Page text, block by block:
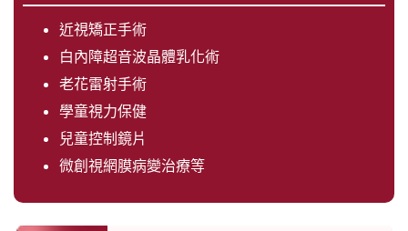
近視矯正手術
白內障超音波晶體乳化術
老花雷射手術
學童視力保健
兒童控制鏡片
微創視網膜病變治療等